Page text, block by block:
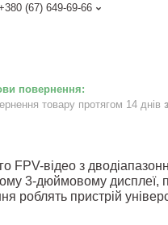
(67) 649-69-66
товару протягом 14 днів
FPV-відео з
3-дюймовому дисплеї,
роблять пристрій